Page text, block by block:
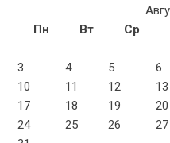
Пн
Вт Ср
3
4 5 6
10
11 12 13
17
18 19 20
24
25 26 27